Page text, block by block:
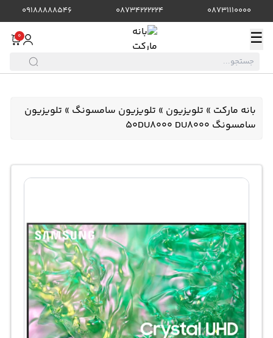
08731110000
08734222224
09188888546
☰
0
بانه مارکت » تلویزیون » تلویزیون سامسونگ » تلویزیون
سامسونگ 50DU8000 DU8000